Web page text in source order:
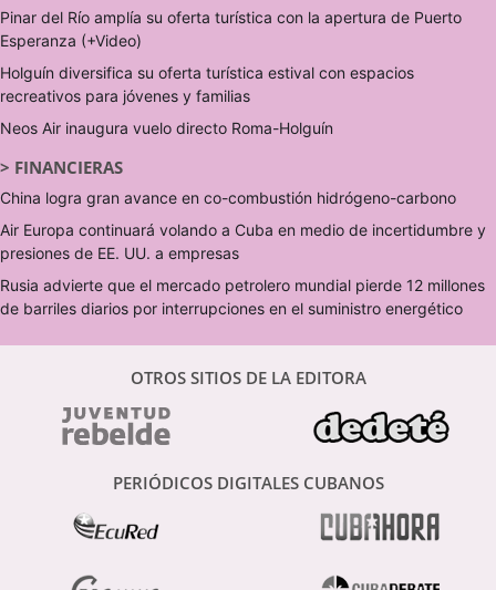
Pinar del Río amplía su oferta turística con la apertura de Puerto
Esperanza (+Video)
Holguín diversifica su oferta turística estival con espacios
recreativos para jóvenes y familias
Neos Air inaugura vuelo directo Roma-Holguín
> FINANCIERAS
China logra gran avance en co-combustión hidrógeno-carbono
Air Europa continuará volando a Cuba en medio de incertidumbre y
presiones de EE. UU. a empresas
Rusia advierte que el mercado petrolero mundial pierde 12 millones
de barriles diarios por interrupciones en el suministro energético
OTROS SITIOS DE LA EDITORA
PERIÓDICOS DIGITALES CUBANOS